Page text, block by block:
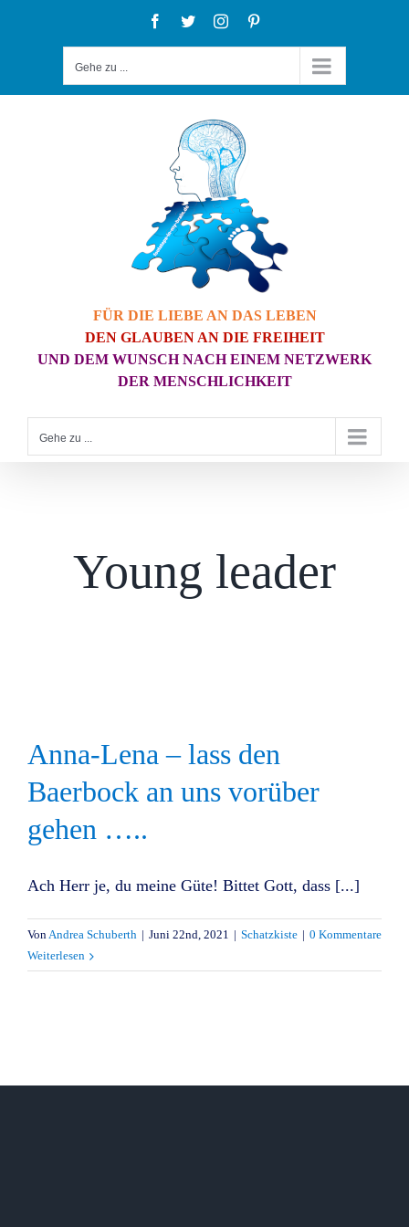
Facebook
TwitterInstagram
Gehe zu ...
FÜR DIE LIEBE AN DAS LEBEN
DEN GLAUBEN AN DIE FREIHEIT
UND DEM WUNSCH NACH EINEM NETZWERK
DER MENSCHLICHKEIT
Gehe zu ...
Young leader
Anna-Lena – lass den
Baerbock an uns vorüber
gehen …..
Ach Herr je, du meine Güte! Bittet Gott, dass [...]
VonAndrea Schuberth | Juni 22nd, 2021 | Schatzkiste | 0 Kommentare
Weiterlesen